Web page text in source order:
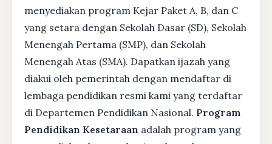
menyediakan program Kejar Paket A, B, dan C
yang setara dengan Sekolah Dasar (SD), Sekolah
Menengah Pertama (SMP), dan Sekolah
Menengah Atas (SMA). Dapatkan ijazah yang
diakui oleh pemerintah dengan mendaftar di
lembaga pendidikan resmi kami yang terdaftar
di Departemen Pendidikan Nasional. Program
Pendidikan Kesetaraan adalah program yang